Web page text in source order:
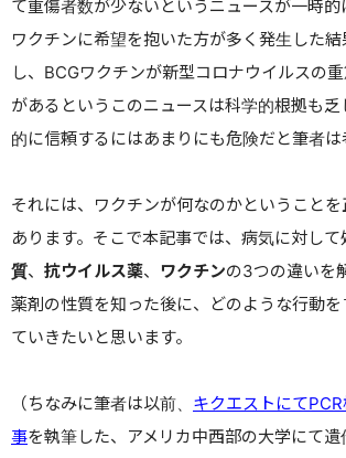
て重傷者数が少ないというニュースが一時
ワクチンに希望を抱いた方が多く発生した結
し、BCGワクチンが新型コロナウイルスの
があるというこのニュースは科学的根拠も乏
的に信頼するにはあまりにも危険だと筆者は
それには、ワクチンが何なのかということ
あります。そこで本記事では、病気に対して
質、 抗ウイルス薬、 ワクチンの3つの違いを
薬剤の性質を知った後に、どのような行動
ていきたいと思います。
（ちなみに筆者は以前、 キクエストにて
事を執筆した、アメリカ中西部の大学にて